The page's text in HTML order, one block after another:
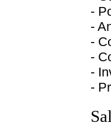
-
-
-
-
-
-